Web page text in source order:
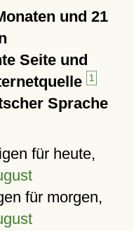
und 21
Seite und
1
Sprache
für heute,
für morgen,